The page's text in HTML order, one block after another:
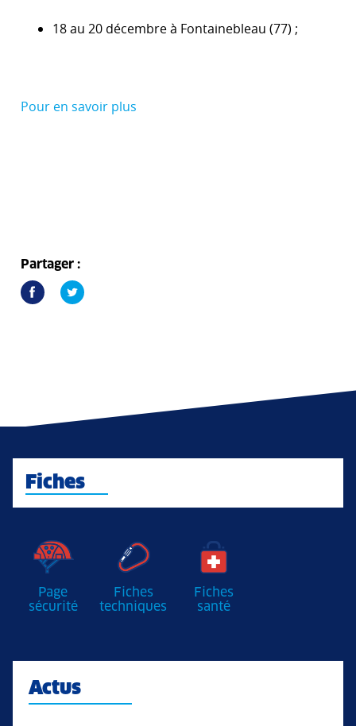
18 au 20 décembre à Fontainebleau (77) ;
Pour en savoir plus
Partager :
Fiches
Page
sécurité
Fiches
techniques
Fiches
santé
Actus